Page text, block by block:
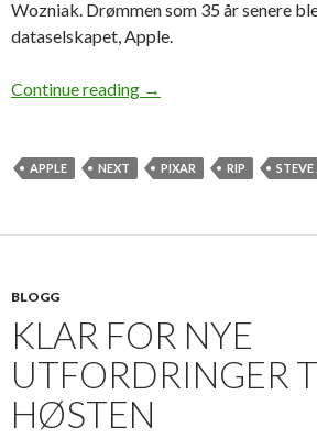
Wozniak. Drømmen som 35 år senere
dataselskapet, Apple.
Continue reading →
APPLE NEXT PIXAR RIP STEVE
BLOGG
KLAR FOR NYE
UTFORDRINGER
HØSTEN